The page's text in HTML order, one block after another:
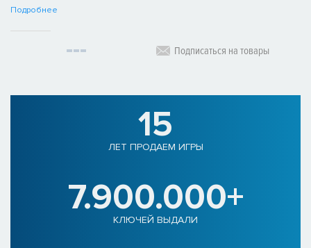
Подробнее
Подписаться на товары
15
ЛЕТ ПРОДАЕМ ИГРЫ
7.900.000+
КЛЮЧЕЙ ВЫДАЛИ